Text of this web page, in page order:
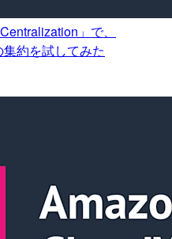
」で、
約を試してみた